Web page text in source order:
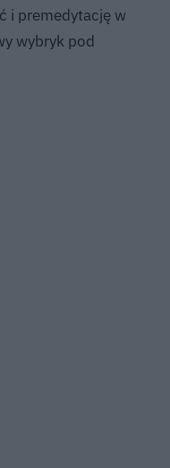
i premedytację w
wybryk pod